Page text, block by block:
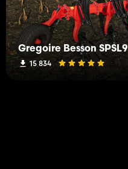
Gregoire Besson SPSL9
15 834